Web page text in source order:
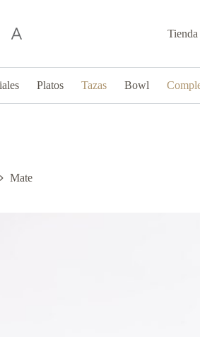
Tienda
Platos Tazas Bowl
Mate